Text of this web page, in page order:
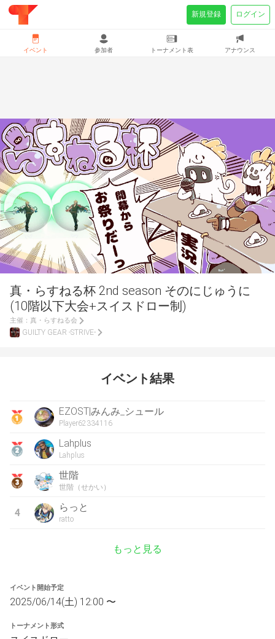
真・らすねる杯 2nd season そのにじゅうに
(10階以下大会+スイスドロー制)
主催： 真・らすねる会
GUILTY GEAR -STRIVE-
イベント結果
EZOST|みんみ_シュール
Player62334116
Lahplus
Lahplus
世階
世階（せかい）
4 らっと
ratto
もっと見る
イベント開始予定
2025/06/14(土) 12:00 〜
トーナメント形式
イベント 参加者 トーナメント表 アナウンス
新規登録 ログイン